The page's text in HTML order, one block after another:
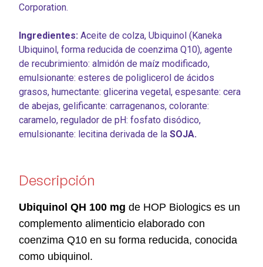
Corporation.
Ingredientes: Aceite de colza, Ubiquinol (Kaneka
Ubiquinol, forma reducida de coenzima Q10), agente
de recubrimiento: almidón de maíz modificado,
emulsionante: esteres de poliglicerol de ácidos
grasos, humectante: glicerina vegetal, espesante: cera
de abejas, gelificante: carragenanos, colorante:
caramelo, regulador de pH: fosfato disódico,
emulsionante: lecitina derivada de la SOJA.
Descripción
Ubiquinol QH 100 mg de HOP Biologics es un
complemento alimenticio elaborado con
coenzima Q10 en su forma reducida, conocida
como ubiquinol.